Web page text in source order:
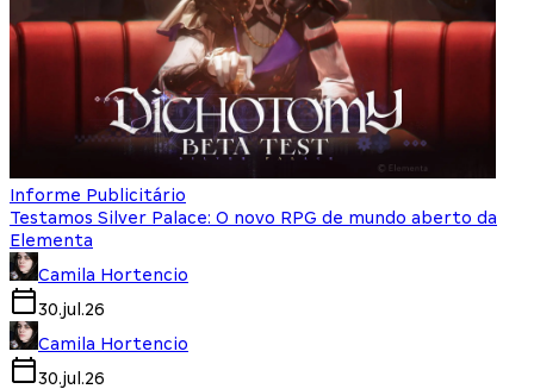
Informe Publicitário
Testamos Silver Palace: O novo RPG de mundo aberto da
Elementa
Camila Hortencio
30.jul.26
Camila Hortencio
30.jul.26